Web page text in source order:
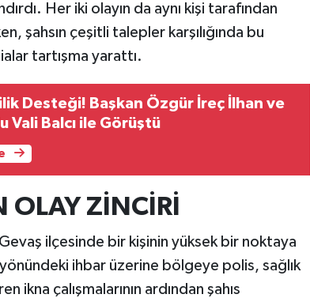
Her iki olayın da aynı kişi tarafından
şahsın çeşitli talepler karşılığında bu
tartışma yarattı.
Desteği! Başkan Özgür İreç İlhan ve
Vali Balcı ile Görüştü
OLAY ZİNCİRİ
ilçesinde bir kişinin yüksek bir noktaya
ihbar üzerine bölgeye polis, sağlık
çalışmalarının ardından şahıs